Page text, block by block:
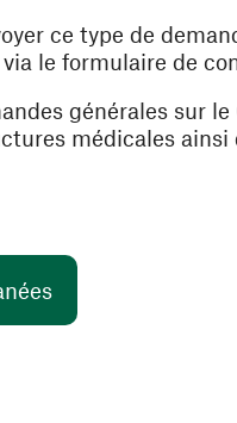
ce type de
le formulaire de
générales sur le
médicales